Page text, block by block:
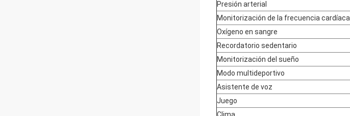
Presión arterial
Monitorización de la frecuencia cardíaca
Oxígeno en sangre
Recordatorio sedentario
Monitorización del sueño
Modo multideportivo
Asistente de voz
Juego